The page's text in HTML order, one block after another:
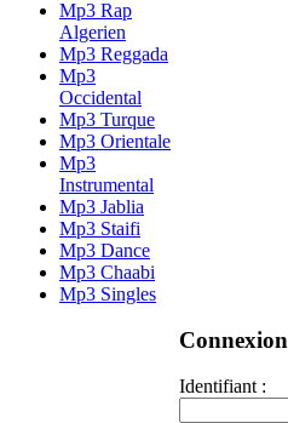
Mp3 Rap
Algerien
Mp3 Reggada
Mp3
Occidental
Mp3 Turque
Mp3 Orientale
Mp3
Instrumental
Mp3 Jablia
Mp3 Staifi
Mp3 Dance
Mp3 Chaabi
Mp3 Singles
Connexion
Identifiant :